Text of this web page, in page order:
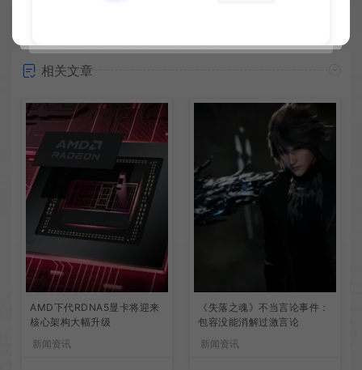
相关文章
AMD下代RDNA5显卡将迎来
核心架构大幅升级
新闻资讯
《失落之魂》不当言论事件：
包容没能消解过激言论
新闻资讯